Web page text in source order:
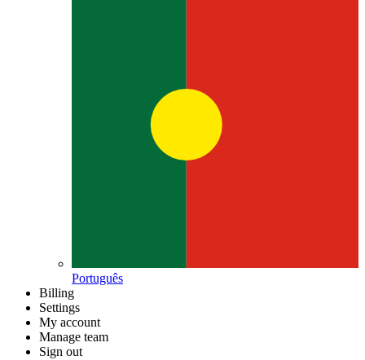
Português
Billing
Settings
My account
Manage team
Sign out